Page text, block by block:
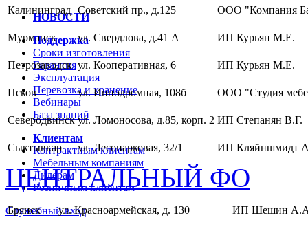
НОВОСТИ
Поддержка
Сроки изготовления
Гарантия
Эксплуатация
Перевозка и хранение
Вебинары
База знаний
Клиентам
Контрактным клиентам
Мебельным компаниям
Дилерам
Розничным клиентам
Служебный вход
Калининград Советский пр., д.125 ООО "Компания
Мурманск ул. Свердлова, д.41 А ИП Курьян М.Е.
Петрозаводск ул. Кооперативная, 6 ИП Курьян М.Е.
Псков ул. Ипподромная, 108б ООО "Студия
Северодвинск ул. Ломоносова, д.85, корп. 2 ИП Степанян В.Г.
Сыктывкар ул. Лесопарковая, 32/1 ИП Кляйншмидт
ЦЕНТРАЛЬНЫЙ ФО
Брянск ул. Красноармейская, д. 130 ИП Шешин